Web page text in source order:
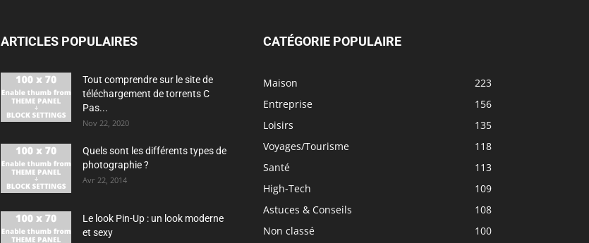
ARTICLES POPULAIRES
Tout comprendre sur le site de
téléchargement de torrents C
Pas...
Nov 22, 2020
Quels sont les différents types de
photographie ?
Avr 22, 2014
Le look Pin-Up : un look moderne
et sexy
CATÉGORIE POPULAIRE
Maison
223
Entreprise
156
Loisirs
135
Voyages/Tourisme
118
Santé
113
High-Tech
109
Astuces & Conseils
108
Non classé
100